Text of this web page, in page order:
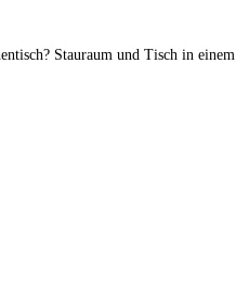
Stauraum und Tisch in